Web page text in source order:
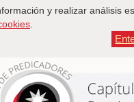
y realizar análisis